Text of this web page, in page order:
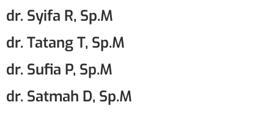
dr. Syifa R, Sp.M
dr. Tatang T, Sp.M
dr. Sufia P, Sp.M
dr. Satmah D, Sp.M